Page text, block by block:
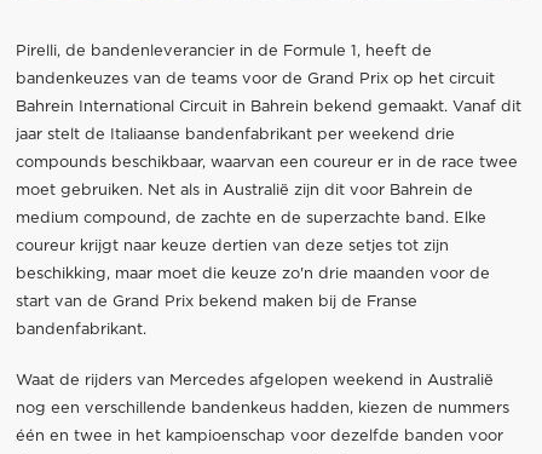
Pirelli, de bandenleverancier in de Formule 1, heeft de
bandenkeuzes van de teams voor de Grand Prix op het circuit
Bahrein International Circuit in Bahrein bekend gemaakt. Vanaf dit
jaar stelt de Italiaanse bandenfabrikant per weekend drie
compounds beschikbaar, waarvan een coureur er in de race twee
moet gebruiken. Net als in Australië zijn dit voor Bahrein de
medium compound, de zachte en de superzachte band. Elke
coureur krijgt naar keuze dertien van deze setjes tot zijn
beschikking, maar moet die keuze zo'n drie maanden voor de
start van de Grand Prix bekend maken bij de Franse
bandenfabrikant.
Waat de rijders van Mercedes afgelopen weekend in Australië
nog een verschillende bandenkeus hadden, kiezen de nummers
één en twee in het kampioenschap voor dezelfde banden voor